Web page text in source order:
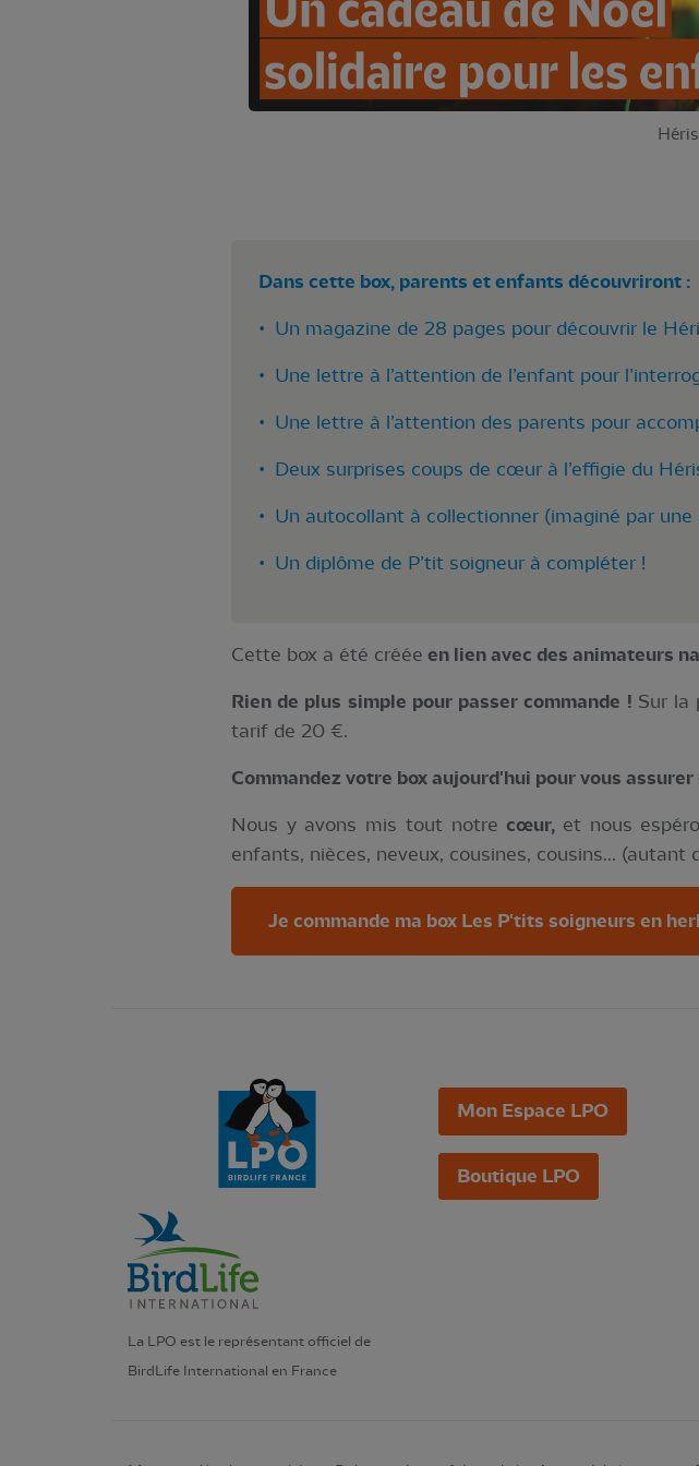
Dans cette box, parents et enfants découvriront :
• Un magazine de 28 pages pour découvrir le
• Une lettre à l’attention de l’enfant pour
• Une lettre à l’attention des parents pour
• Deux surprises coups de cœur à l’effigie du
• Un autocollant à collectionner (imaginé par
• Un diplôme de P’tit soigneur à compléter !
Cette box a été créée en lien avec des animateurs
Rien de plus simple pour passer commande ! Sur la
tarif de 20 €.
Commandez votre box aujourd'hui pour vous
Nous y avons mis tout notrecœur, et nous
enfants, nièces, neveux, cousines, cousins... (autant
Je commande ma box Les P'tits soigneurs en
La LPO est le représentant officiel de
BirdLife International en France
Mon Espace LPO
Boutique LPO